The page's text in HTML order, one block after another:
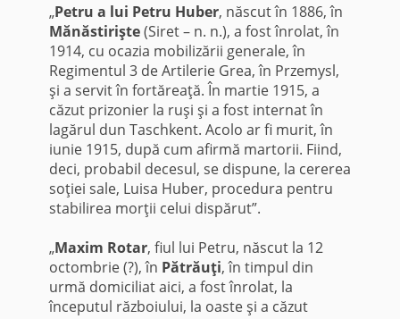
„Petru a lui Petru Huber, născut în 1886, în
Mănăstirişte(Siret – n. n.), a fost înrolat, în
1914, cu ocazia mobilizării generale, în
Regimentul 3 de Artilerie Grea, în Przemysl,
şi a servit în fortăreaţă. În martie 1915, a
căzut prizonier la ruşi şi a fost internat în
lagărul dun Taschkent. Acolo ar fi murit, în
iunie 1915, după cum afirmă martorii. Fiind,
deci, probabil decesul, se dispune, la cererea
soţiei sale, Luisa Huber, procedura pentru
stabilirea morţii celui dispărut”.
„Maxim Rotar, fiul lui Petru, născut la 12
octombrie (?), în Pătrăuţi, în timpul din
urmă domiciliat aici, a fost înrolat, la
începutul războiului, la oaste şi a căzut